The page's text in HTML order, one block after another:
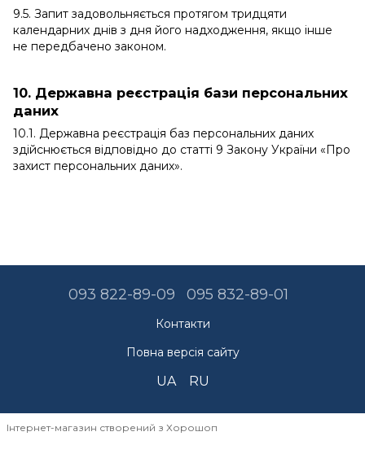
9.5. Запит задовольняється протягом тридцяти
календарних днів з дня його надходження, якщо інше
не передбачено законом.
10. Державна реєстрація бази персональних
даних
10.1. Державна реєстрація баз персональних даних
здійснюється відповідно до статті 9 Закону України « Про
захист персональних даних».
093 822-89-09 095 832-89-01
Контакти
Повна версія сайту
UA RU
Інтернет-магазин створений з Хорошоп